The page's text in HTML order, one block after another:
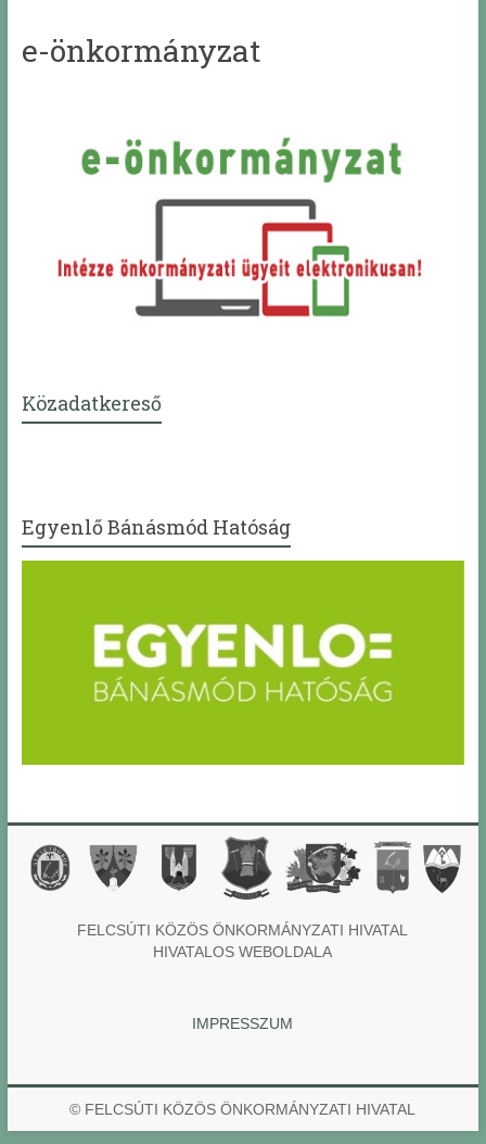
e-önkormányzat
Közadatkereső
Egyenlő Bánásmód Hatóság
FELCSÚTI KÖZÖS ÖNKORMÁNYZATI HIVATAL
HIVATALOS WEBOLDALA
IMPRESSZUM
© FELCSÚTI KÖZÖS ÖNKORMÁNYZATI HIVATAL